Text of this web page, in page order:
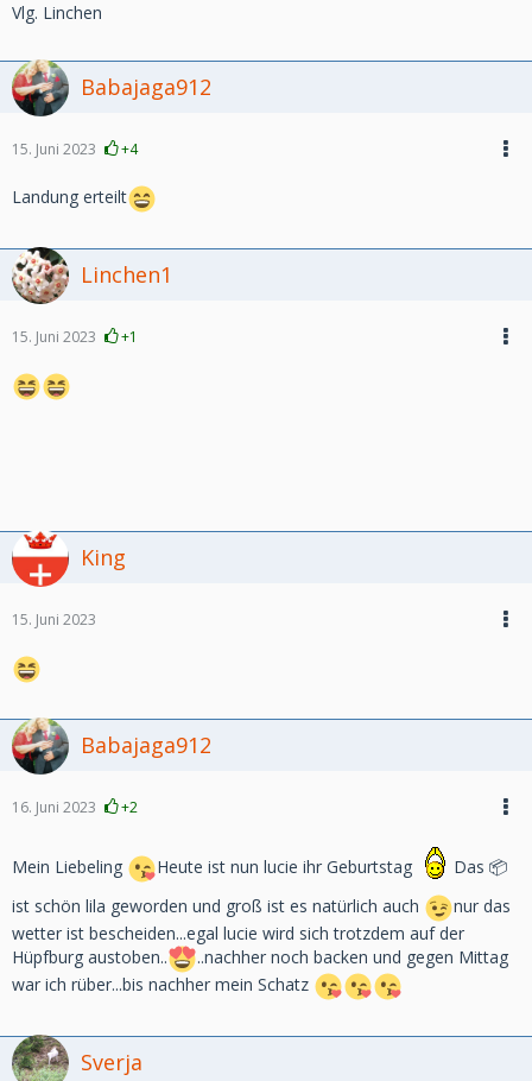
Vlg. Linchen
Babajaga912
15. Juni 2023 +4
Landung erteilt
Linchen1
15. Juni 2023 +1
King
15. Juni 2023
Babajaga912
16. Juni 2023 +2
Mein Liebeling Heute ist nun lucie ihr Geburtstag
Das 📦
ist schön lila geworden und groß ist es natürlich auch
nur das
wetter ist bescheiden...egal lucie wird sich trotzdem auf der
Hüpfburg austoben..
..nachher noch backen und gegen Mittag
war ich rüber...bis nachher mein Schatz
Sverja